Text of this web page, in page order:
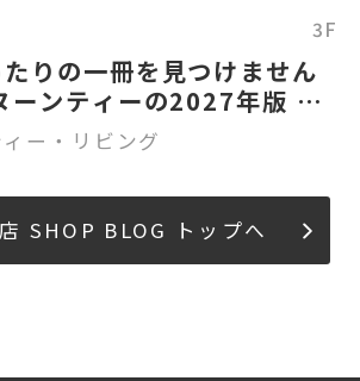
3F
りの一冊を見つけません
ーンティーの2027年版 手
ー・リビング
SHOP BLOG トップへ